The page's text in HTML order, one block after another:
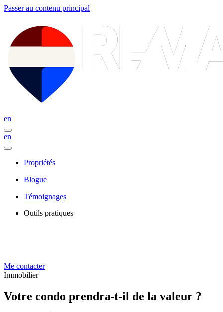
Passer au contenu principal
en
en
Propriétés
Blogue
Témoignages
Outils pratiques
Me contacter
Immobilier
Votre condo prendra-t-il de la valeur ?